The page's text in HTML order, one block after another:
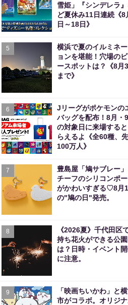
雪姫」『シンデレラ
ど夏休み11日連続《8
日～18日》
5
横浜で夏のイルミネ
ョンを堪能！穴場の
ースポットは？《8月
まで》
6
Jリーグがポケモンの
バッグを配布！8月・9
の対象日に来場する
らえるよ《全60種、
100万人》
7
豊島屋「鳩サブレー
チーフのシリコンポ
がかわいすぎる♡8月
の"鳩の日"発売。
8
《2026夏》千代田区
持ち花火ができる公園
は？日時・イベント
に注意。
9
「映画ちいかわ」と
市がコラボ。オリジ